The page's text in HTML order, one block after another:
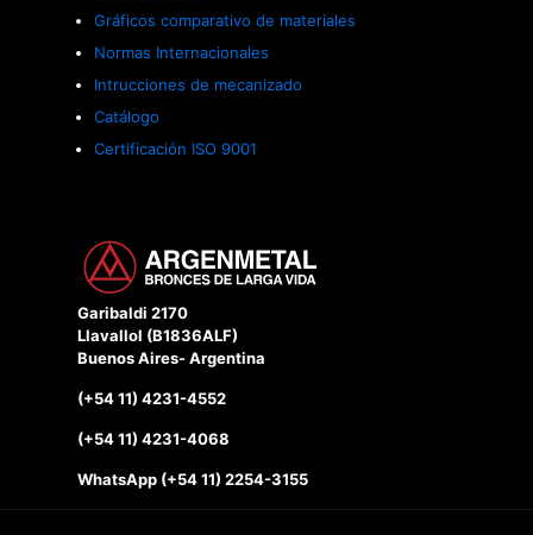
Gráficos comparativo de materiales
Normas Internacionales
Intrucciones de mecanizado
Catálogo
Certificación ISO 9001
Garibaldi 2170
Llavallol (B1836ALF)
Buenos Aires- Argentina
(+54 11) 4231-4552
(+54 11) 4231-4068
WhatsApp (+54 11) 2254-3155